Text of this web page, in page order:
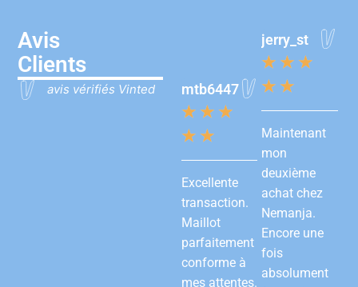
Avis
Clients
avis vérifiés Vinted mtb6447
★ ★ ★
★ ★
Excellente
transaction.
Maillot
parfaitement
conforme à
mes attentes.
jerry_st
★ ★ ★
★ ★
Maintenant
mon
deuxième
achat chez
Nemanja.
Encore une
fois
absolument